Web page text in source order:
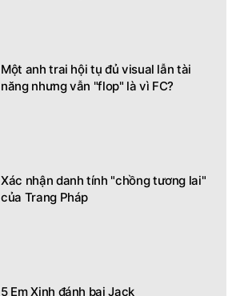
Một anh trai hội tụ đủ visual lẫn tài
năng nhưng vẫn "flop" là vì FC?
Xác nhận danh tính "chồng tương lai"
của Trang Pháp
5 Em Xinh đánh bại Jack